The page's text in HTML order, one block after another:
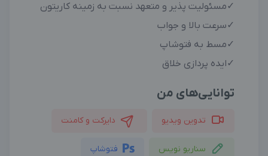
✓مسئولیت پذیر و متعهد نسبت به زمینه کاریتون
✓سرعت بالا و جواب
✓مسط به فتوشاپ
✓ایده پردازی خلاق
توانایی‌های من
تدوین ویدیو دایرکت و کامنت
سناریو نویس فتوشاپ